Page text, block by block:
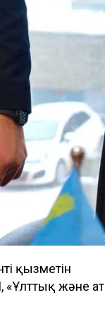
қызметін
«Ұлттық және ат